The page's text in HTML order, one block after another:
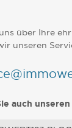
über Ihre
unseren
auch